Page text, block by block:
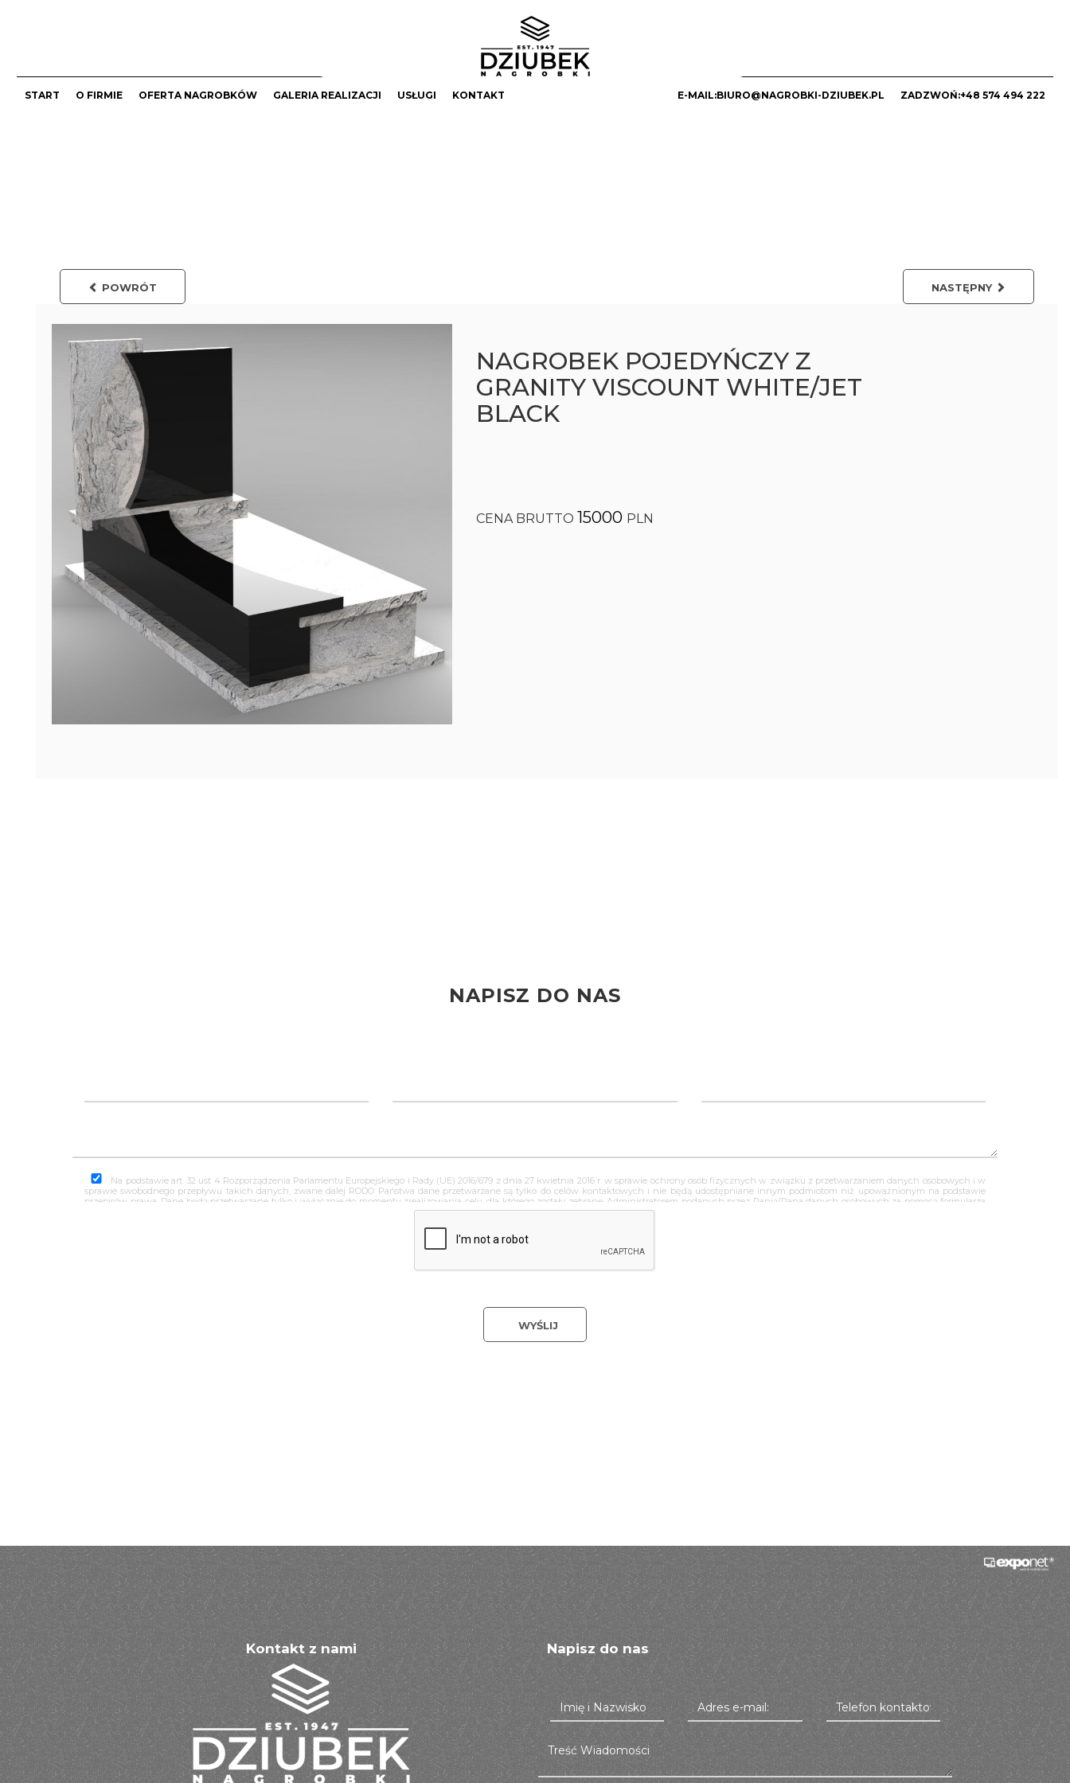
START O FIRMIE OFERTA NAGROBKÓW GALERIA REALIZACJI USŁUGI KONTAKT ZADZWOŃ:+48 574 494 222
E-MAIL:BIURO@NAGROBKI-DZIUBEK.PL
POWRÓT NASTĘPNY
NAGROBEK POJEDYŃCZY Z
GRANITY VISCOUNT WHITE/JET
BLACK
CENA BRUTTO 15000 PLN
NAPISZ DO NAS
Na podstawie art. 32 ust 4 Rozporządzenia Parlamentu Europejskiego i Rady (UE) 2016/679 z dnia 27 kwietnia 2016 r. w sprawie ochrony osób fizycznych w związku z przetwarzaniem danych osobowych i w
sprawie swobodnego przepływu takich danych, zwane dalej RODO Państwa dane przetwarzane są tylko do celów kontaktowych i nie będą udostępniane innym podmiotom niż upoważnionym na podstawie
przepisów prawa. Dane będą przetwarzane tylko i wyłącznie do momentu zrealizowania celu, dla którego zostały zebrane. Administratorem podanych przez Panią/Pana danych osobowych za pomocą formularza
kontaktowego jest Firma "Kamieniarstwo Arkadiusz Dziubek " z siedzibą w ul. wszystkich świętych 45, 32-650 Kęty. Wybierając drogę kontaktu z nami za pomocą formularza kontaktowego, jednocześnie wyraża
usunięcia lub ograniczenia przetwarzania, a także wniesienia sprzeciwu wobec przetwarzania. Jeśli ktoś naruszy bezpieczeństwo Pana/Pani danych osobowych, przysługuje Panu/Pani prawo złożenia skargi do
WYŚLIJ
Kontakt z nami Napisz do nas